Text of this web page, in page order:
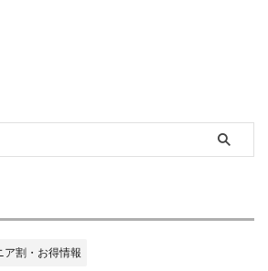
ア割・お得情報